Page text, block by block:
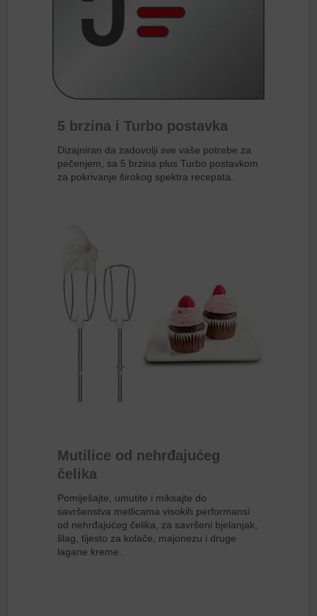
5 brzina i Turbo postavka
Dizajniran da zadovolji sve vaše potrebe za
pečenjem, sa 5 brzina plus Turbo postavkom
za pokrivanje širokog spektra recepata.
Mutilice od nehrđajućeg
čelika
Pomiješajte, umutite i miksajte do
savršenstva metlicama visokih performansi
od nehrđajućeg čelika, za savršeni bjelanjak,
šlag, tijesto za kolače, majonezu i druge
lagane kreme.